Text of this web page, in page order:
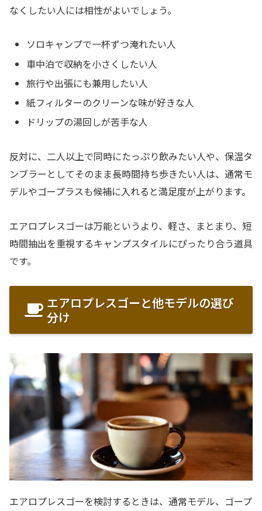
なくしたい人には相性がよいでしょう。
ソロキャンプで一杯ずつ淹れたい人
車中泊で収納を小さくしたい人
旅行や出張にも兼用したい人
紙フィルターのクリーンな味が好きな人
ドリップの湯回しが苦手な人
反対に、二人以上で同時にたっぷり飲みたい人や、保温タ
ンブラーとしてそのまま長時間持ち歩きたい人は、通常モ
デルやゴープラスも候補に入れると満足度が上がります。
エアロプレスゴーは万能というより、軽さ、まとまり、短
時間抽出を重視するキャンプスタイルにぴったり合う道具
です。
エアロプレスゴーと他モデルの選び
分け
エアロプレスゴーを検討するときは、通常モデル、ゴープ